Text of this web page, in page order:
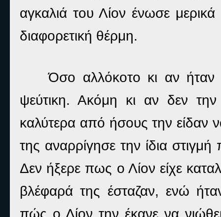
αγκαλιά του Λίον ένωσε
διαφορετική θέρμη.
Όσο αλλόκοτο κι αν
ψεύτικη. Ακόμη κι αν δεν
καλύτερα από ήσους την είδαν
της αναρρίγησε την ίδια
Δεν ήξερε πως ο Λίον είχε
βλέφαρά της έσταζαν, ενώ
πώς ο Λίον την έκανε να